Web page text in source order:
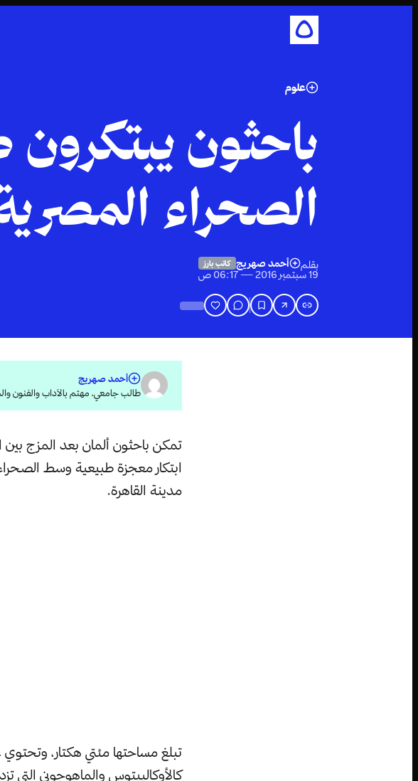
علوم
باحثون يبتكرون
الصحراء
بقلم أحمد صهريج كاتب بارز
19 سبتمبر 2016 — 06:17 ص
أحمد صهريج
طالب جامعي، مهتم بالآداب والفنون
تمكن باحثون ألمان بعد المزج بين
ابتكار معجزة طبيعية وسط
مدينة القاهرة.
تبلغ مساحتها مئتي هكتار،
كالأوكاليبتوس والماهوجوني التي